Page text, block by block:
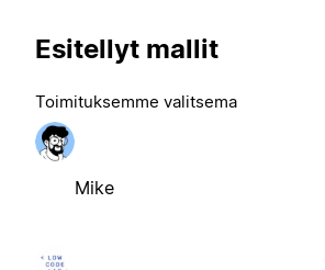
Esitellyt mallit
Toimituksemme valitsema
Mike